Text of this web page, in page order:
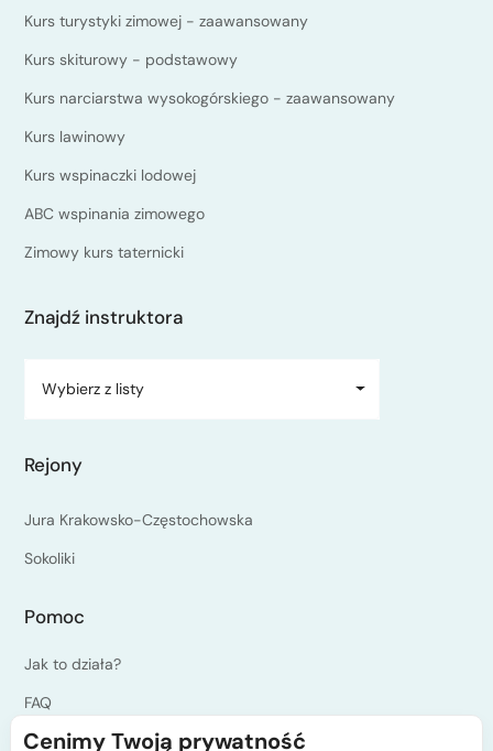
Kurs turystyki zimowej - zaawansowany
Kurs skiturowy - podstawowy
Kurs narciarstwa wysokogórskiego - zaawansowany
Kurs lawinowy
Kurs wspinaczki lodowej
ABC wspinania zimowego
Zimowy kurs taternicki
Znajdź instruktora
Wybierz z listy
Rejony
Jura Krakowsko-Częstochowska
Sokoliki
Pomoc
Jak to działa?
FAQ
Blog
Cenimy Twoją prywatność